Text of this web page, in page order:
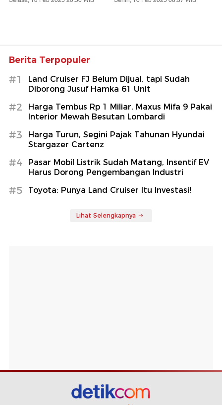
Berita Terpopuler
#1
Land Cruiser FJ Belum Dijual, tapi Sudah
Diborong Jusuf Hamka 61 Unit
#2
Harga Tembus Rp 1 Miliar, Maxus Mifa 9 Pakai
Interior Mewah Besutan Lombardi
#3
Harga Turun, Segini Pajak Tahunan Hyundai
Stargazer Cartenz
#4
Pasar Mobil Listrik Sudah Matang, Insentif EV
Harus Dorong Pengembangan Industri
#5 Toyota: Punya Land Cruiser Itu Investasi!
Lihat Selengkapnya